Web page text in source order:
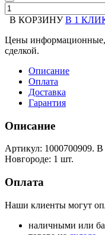
В КОРЗИНУ В 1
Цены информационные,
сделкой.
Описание
Оплата
Доставка
Гарантия
Описание
Артикул: 1000700909.
Новгороде: 1 шт.
Оплата
Наши клиенты могут
наличными или